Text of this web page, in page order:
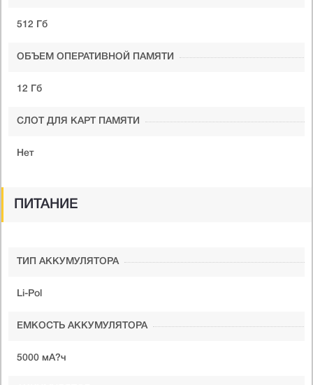
512 Гб
ОБЪЕМ ОПЕРАТИВНОЙ ПАМЯТИ
12 Гб
СЛОТ ДЛЯ КАРТ ПАМЯТИ
Нет
ПИТАНИЕ
ТИП АККУМУЛЯТОРА
Li-Pol
ЕМКОСТЬ АККУМУЛЯТОРА
5000 мА?ч